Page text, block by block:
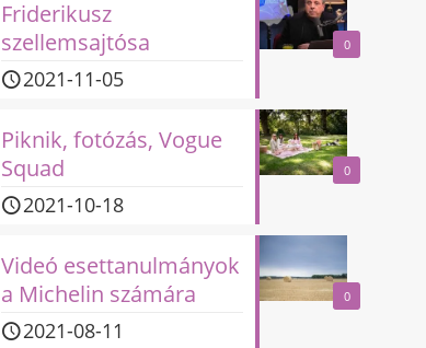
0
Friderikusz
szellemsajtósa
2021-11-05
0
Piknik, fotózás, Vogue
Squad
2021-10-18
0
Videó esettanulmányok
a Michelin számára
2021-08-11